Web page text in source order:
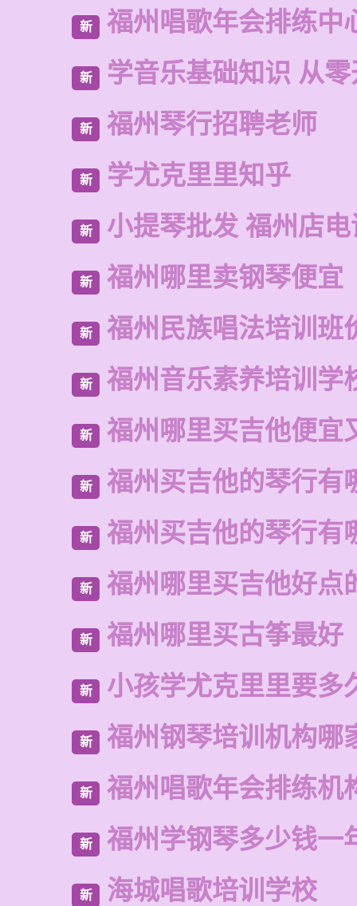
新 福州唱歌年会排练中
新 学音乐基础知识 从
新 福州琴行招聘老师
新 学尤克里里知乎
新 小提琴批发 福州店
新 福州哪里卖钢琴便宜
新 福州民族唱法培训班
新 福州音乐素养培训学
新 福州哪里买吉他便宜
新 福州买吉他的琴行有
新 福州买吉他的琴行有
新 福州哪里买吉他好点
新 福州哪里买古筝最好
新 小孩学尤克里里要多
新 福州钢琴培训机构哪
新 福州唱歌年会排练机
新 福州学钢琴多少钱一
新 海城唱歌培训学校